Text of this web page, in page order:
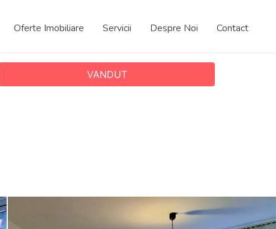
Oferte Imobiliare Servicii Despre Noi Contact
VANDUT